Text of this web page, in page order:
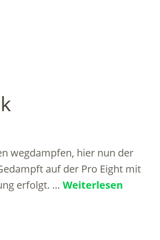
wegdampfen, hier nun der
auf der Pro Eight mit
erfolgt. … Weiterlesen